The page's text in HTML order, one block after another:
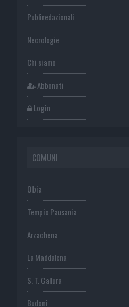
Publiredazionali
Necrologie
Chi siamo
Abbonati
Login
COMUNI
Olbia
Tempio Pausania
Arzachena
La Maddalena
S. T. Gallura
Budoni